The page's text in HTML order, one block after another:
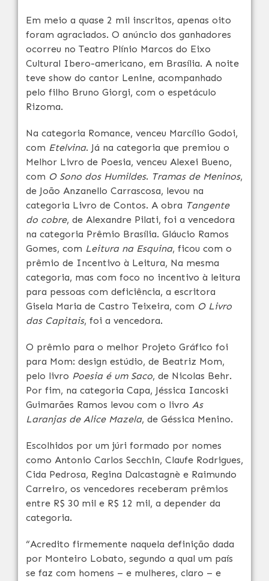
Em meio a quase 2 mil inscritos, apenas oito
foram agraciados. O anúncio dos ganhadores
ocorreu no Teatro Plínio Marcos do Eixo
Cultural Ibero-americano, em Brasília. A noite
teve show do cantor Lenine, acompanhado
pelo filho Bruno Giorgi, com o espetáculo
Rizoma.
Na categoria Romance, venceu Marcílio Godoi,
com Etelvina. Já na categoria que premiou o
Melhor Livro de Poesia, venceu Alexei Bueno,
com O Sono dos Humildes. Tramas de Meninos,
de João Anzanello Carrascosa, levou na
categoria Livro de Contos. A obra Tangente
do cobre, de Alexandre Pilati, foi a vencedora
na categoria Prêmio Brasília. Gláucio Ramos
Gomes, com Leitura na Esquina, ficou com o
prêmio de Incentivo à Leitura, Na mesma
categoria, mas com foco no incentivo à leitura
para pessoas com deficiência, a escritora
Gisela Maria de Castro Teixeira, com O Livro
das Capitais, foi a vencedora.
O prêmio para o melhor Projeto Gráfico foi
para Mom: design estúdio, de Beatriz Mom,
pelo livro Poesia é um Saco, de Nicolas Behr.
Por fim, na categoria Capa, Jéssica Iancoski
Guimarães Ramos levou com o livro As
Laranjas de Alice Mazela, de Géssica Menino.
Escolhidos por um júri formado por nomes
como Antonio Carlos Secchin, Claufe Rodrigues,
Cida Pedrosa, Regina Dalcastagnè e Raimundo
Carreiro, os vencedores receberam prêmios
entre R$ 30 mil e R$ 12 mil, a depender da
categoria.
“Acredito firmemente naquela definição dada
por Monteiro Lobato, segundo a qual um país
se faz com homens – e mulheres, claro – e